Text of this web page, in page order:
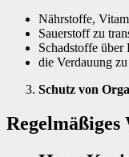
Nährstoffe,
Sauerstoff zu
Schadstoffe über
die Verdauung
Schutz von